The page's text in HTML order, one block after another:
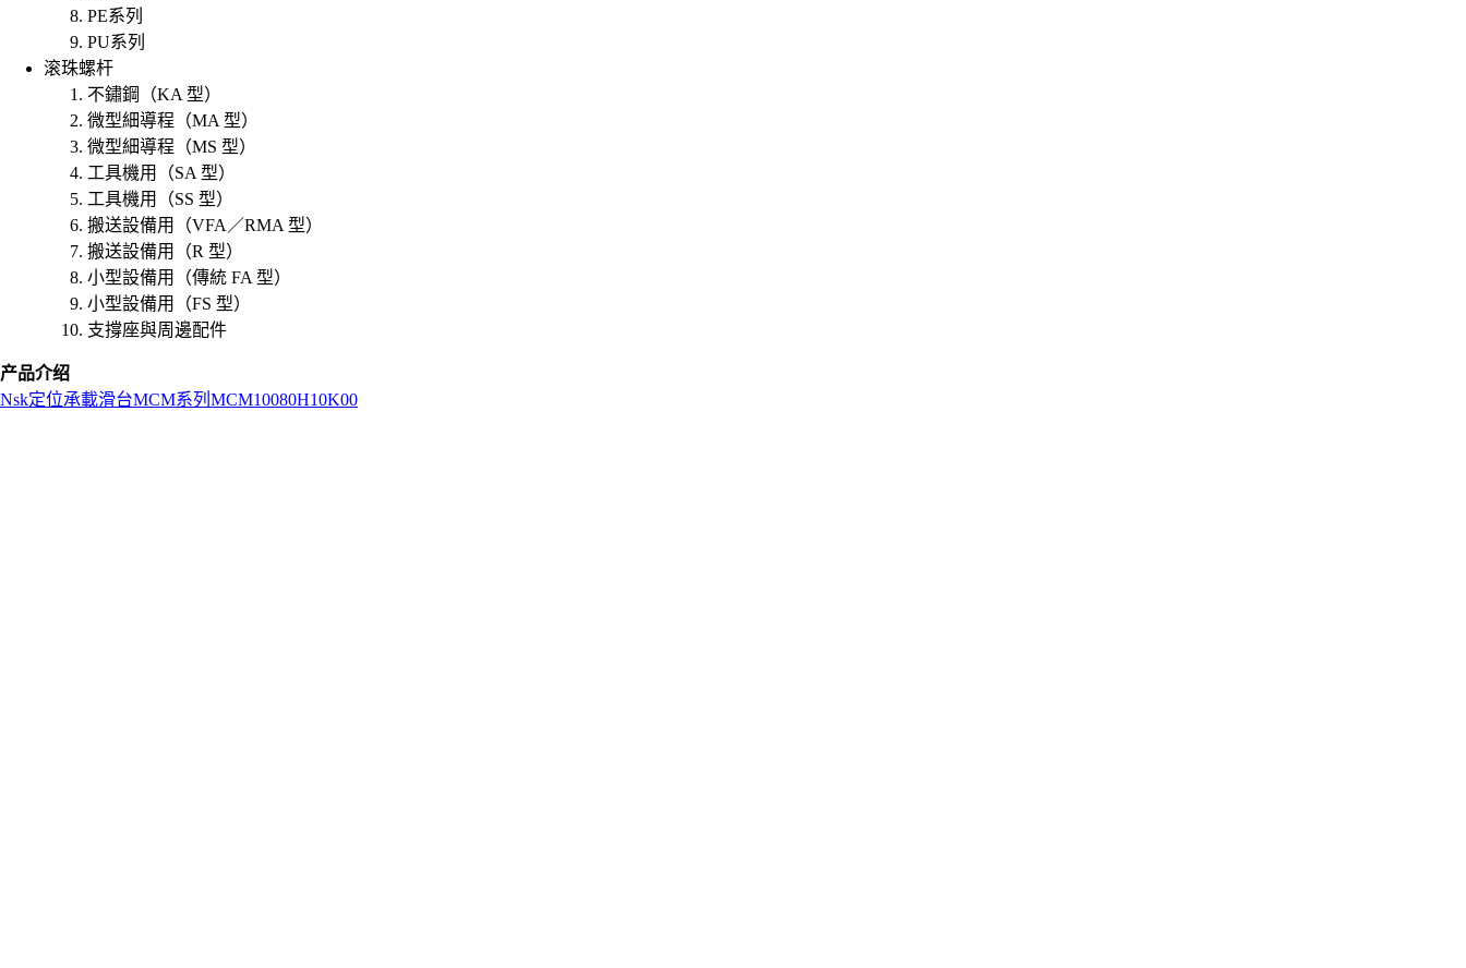
PE系列
PU系列
滚珠螺杆
不鏽鋼（KA 型）
微型細導程（MA 型）
微型細導程（MS 型）
工具機用（SA 型）
工具機用（SS 型）
搬送設備用（VFA／RMA 型）
搬送設備用（R 型）
小型設備用（傳統 FA 型）
小型設備用（FS 型）
支撐座與周邊配件
产品介绍
Nsk定位承載滑台MCM系列 MCM10080H10K00